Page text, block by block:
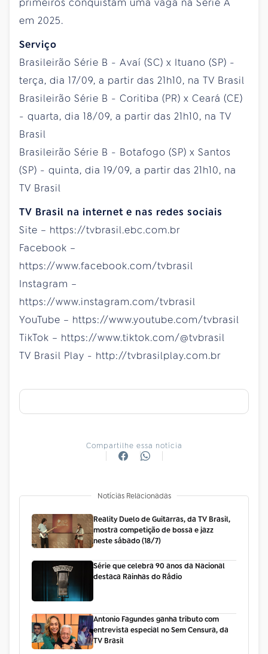
em 2025.
Serviço
Brasileirão Série B - Avaí (SC) x Ituano (SP) -
terça, dia 17/09, a partir das 21h10, na TV Brasil
Brasileirão Série B - Coritiba (PR) x Ceará (CE)
- quarta, dia 18/09, a partir das 21h10, na TV
Brasil
Brasileirão Série B - Botafogo (SP) x Santos
(SP) - quinta, dia 19/09, a partir das 21h10, na
TV Brasil
TV Brasil na internet e nas redes sociais
Site – https://tvbrasil.ebc.com.br
Facebook –
https://www.facebook.com/tvbrasil
Instagram –
https://www.instagram.com/tvbrasil
YouTube – https://www.youtube.com/tvbrasil
TikTok – https://www.tiktok.com/@tvbrasil
TV Brasil Play - http://tvbrasilplay.com.br
Compartilhe essa notícia
Notícias Relacionadas
Reality Duelo de Guitarras, da TV Brasil,
mostra competição de bossa e jazz
neste sábado (18/7)
Série que celebra 90 anos da Nacional
destaca Rainhas do Rádio
Antonio Fagundes ganha tributo com
entrevista especial no Sem Censura, da
TV Brasil